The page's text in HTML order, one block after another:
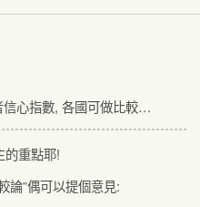
信心指數, 各國可做比較…
的重點耶!
論”偶可以提個意見: